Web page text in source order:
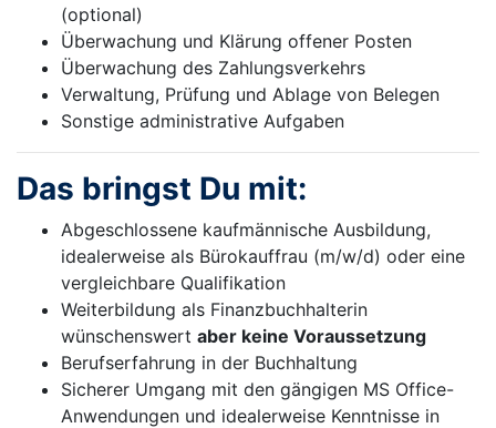
(optional)
Überwachung und Klärung offener Posten
Überwachung des Zahlungsverkehrs
Verwaltung, Prüfung und Ablage von Belegen
Sonstige administrative Aufgaben
Das bringst Du mit:
Abgeschlossene kaufmännische Ausbildung,
idealerweise als Bürokauffrau (m/w/d) oder eine
vergleichbare Qualifikation
Weiterbildung als Finanzbuchhalterin
wünschenswert aber keine Voraussetzung
Berufserfahrung in der Buchhaltung
Sicherer Umgang mit den gängigen MS Office-
Anwendungen und idealerweise Kenntnisse in